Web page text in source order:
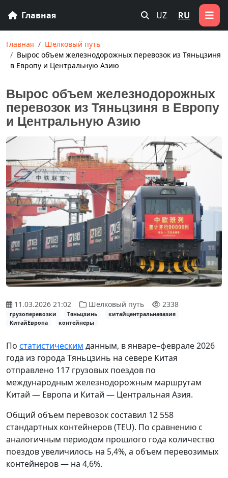
Главная UZ RU
Главная
Шелковый путь
Вырос объем железнодорожных перевозок из Тяньцзиня
в Европу и Центральную Азию
Вырос объем железнодорожных
перевозок из Тяньцзиня в Европу
и Центральную Азию
11.03.2026 21:02 Шелковый путь 2338
грузоперевозки Тяньцзинь
китайцентральнаяазия
КитайЕвропа
контейнеры
По статистическим данным, в январе–феврале 2026
года из города Тяньцзинь на севере Китая
отправлено 117 грузовых поездов по
международным железнодорожным маршрутам
Китай — Европа и Китай — Центральная Азия.
Общий объем перевозок составил 12 558
стандартных контейнеров (TEU). По сравнению с
аналогичным периодом прошлого года количество
поездов увеличилось на 5,4%, а объем перевозимых
контейнеров — на 4,6%.